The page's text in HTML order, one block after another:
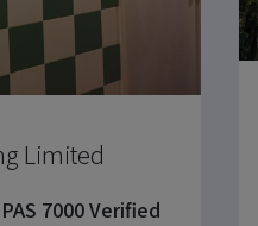
Limited
PAS 7000 Verified